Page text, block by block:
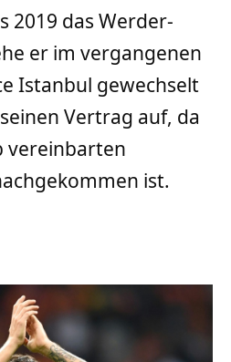
2019 das Werder-
er im vergangenen
Istanbul gewechselt
Vertrag auf, da
vereinbarten
ist.